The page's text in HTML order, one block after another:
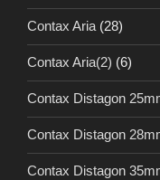
Contax Aria (28)
Contax Aria(2) (6)
Contax Distagon
Contax Distagon
Contax Distagon